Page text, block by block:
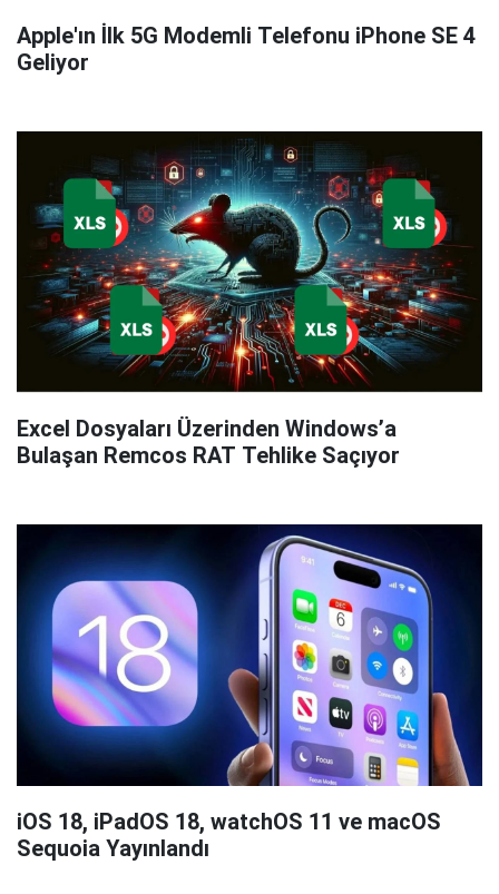
Apple'ın İlk 5G Modemli Telefonu iPhone SE 4
Geliyor
Excel Dosyaları Üzerinden Windows’a
Bulaşan Remcos RAT Tehlike Saçıyor
iOS 18, iPadOS 18, watchOS 11 ve macOS
Sequoia Yayınlandı